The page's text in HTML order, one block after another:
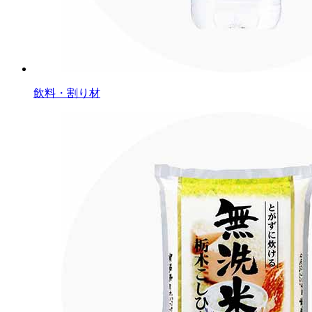
飲料・割り材